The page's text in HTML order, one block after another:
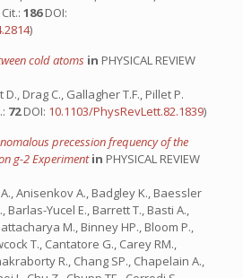
Cit.: 186DOI:
)
cold atoms in PHYSICAL REVIEW
Drag C., Gallagher T.F., Pillet P.
72DOI: 10.1103/PhysRevLett.82.1839)
precession frequency of the
g-2 Experimentin PHYSICAL REVIEW
Anisenkov A., Badgley K., Baessler
Barlas-Yucel E., Barrett T., Basti A.,
M., Binney HP., Bloom P.,
T., Cantatore G., Carey RM.,
R., Chang SP., Chapelain A.,